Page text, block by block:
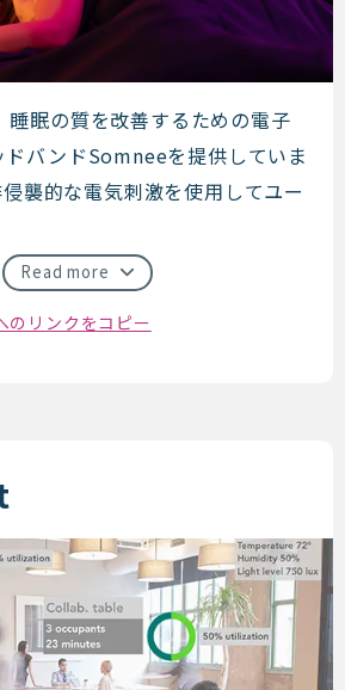
眠の質を改善するための電子
バンドSomneeを提供していま
襲的な電気刺激を使用してユー
Read more
のリンクをコピー